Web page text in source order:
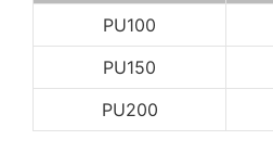
PU100
PU150
PU200